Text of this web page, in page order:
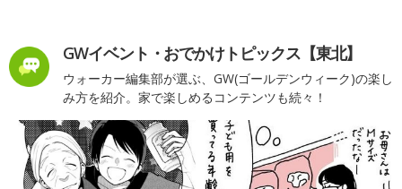
GWイベント・おでかけトピックス【東北】
ウォーカー編集部が選ぶ、GW(ゴールデンウィーク)の楽し
み方を紹介。家で楽しめるコンテンツも続々！